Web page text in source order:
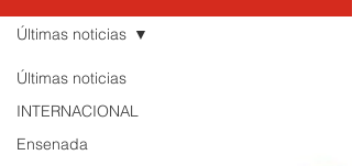
Últimas noticias
INTERNACIONAL
Ensenada
Últimas noticias